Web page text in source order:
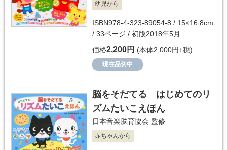
幼児から
ISBN978-4-323-89054-8 / 15×16.8cm
/ 33ページ / 初版2018年5月
価格2,200円 (本体2,000円+税)
現在品切中
脳をそだてる はじめてのリ
ズムたいこえほん
日本音楽脳育協会 監修
赤ちゃんから